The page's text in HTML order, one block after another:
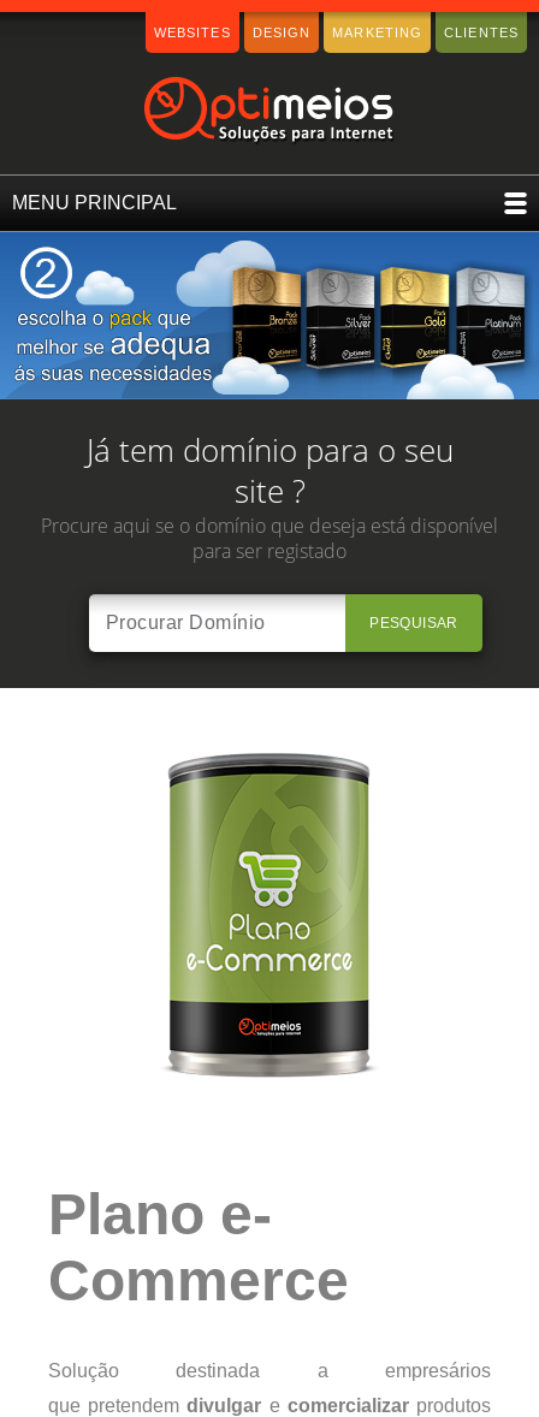
CLIENTES
MARKETING
DESIGN
WEBSITES
MENU PRINCIPAL
Já tem domínio para o seu
site ?
Procure aqui se o domínio que deseja está disponível
para ser registado
PESQUISAR
Plano e-
Commerce
Solução destinada a empresários
que pretendemdivulgar e comercializarprodutos